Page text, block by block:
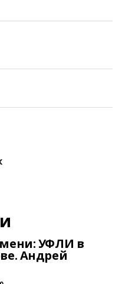
УФЛИ в
Андрей